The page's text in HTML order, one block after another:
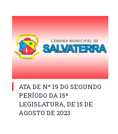
ATA DE Nº 19 DO SEGUNDO
PERÍODO DA 15ª
LEGISLATURA, DE 15 DE
AGOSTO DE 2023